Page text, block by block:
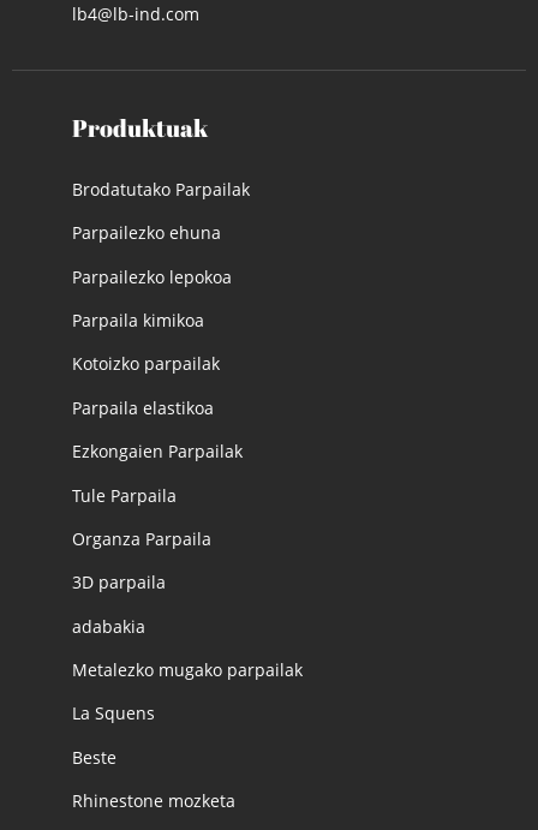
lb4@lb-ind.com
Produktuak
Brodatutako Parpailak
Parpailezko ehuna
Parpailezko lepokoa
Parpaila kimikoa
Kotoizko parpailak
Parpaila elastikoa
Ezkongaien Parpailak
Tule Parpaila
Organza Parpaila
3D parpaila
adabakia
Metalezko mugako parpailak
La Squens
Beste
Rhinestone mozketa